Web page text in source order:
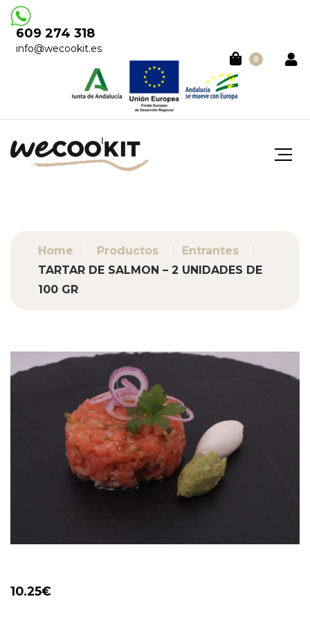
609 274 318
info@wecookit.es
0
Home Productos
Entrantes
TARTAR DE SALMON – 2 UNIDADES DE
100 GR
10.25€